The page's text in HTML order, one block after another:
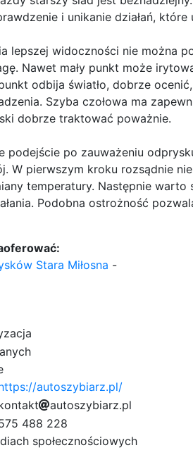
i unikanie działań, które
lepszej widoczności nie można
Nawet mały punkt może
odbija światło, dobrze
Szyba czołowa ma
dobrze traktować poważnie.
podejście po zauważeniu
W pierwszym kroku rozsądnie
temperatury. Następnie warto
Podobna ostrożność
Stara Miłosna -
autoszybiarz.pl/
o7
7
e
ntak3
3
t ad
b
utos8
z8
ybia6
c
rz.p1l
488 228
społecznościowych